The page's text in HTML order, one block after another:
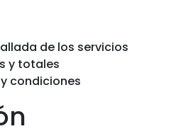
de los servicios
y totales
condiciones